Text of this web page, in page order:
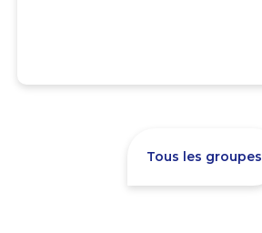
Tous les groupes